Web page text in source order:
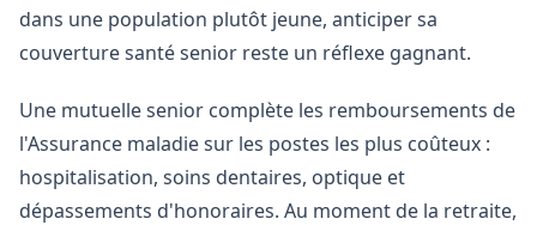
dans une population plutôt jeune, anticiper sa
couverture santé senior reste un réflexe gagnant.
Une mutuelle senior complète les remboursements de
l'Assurance maladie sur les postes les plus coûteux :
hospitalisation, soins dentaires, optique et
dépassements d'honoraires. Au moment de la retraite,